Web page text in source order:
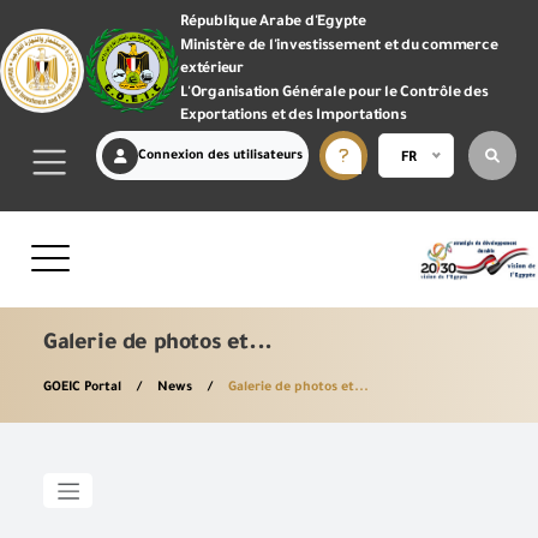
République Arabe d'Egypte
Ministère de l'investissement et du commerce
extérieur
L'Organisation Générale pour le Contrôle des
Exportations et des Importations
Connexion des utilisateurs FR
Galerie de photos et...
GOEIC Portal News Galerie de photos et...